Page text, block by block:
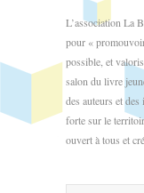
L’association La
pour «
possible, et
salon du livre
des auteurs et
forte sur le
ouvert à tous et